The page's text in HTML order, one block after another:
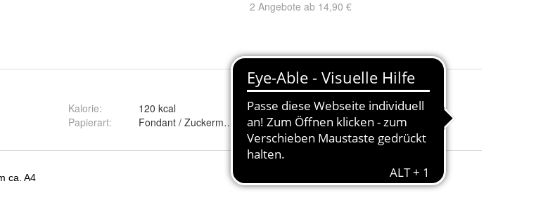
2 Angebote ab 14,90 €
Kalorie:
120 kcal
Papierart: Fondant / Zuckermasse und Premium Papieroblate 0,6mm
Wunschtext: mit Wunschtext und ohne Wunschtext